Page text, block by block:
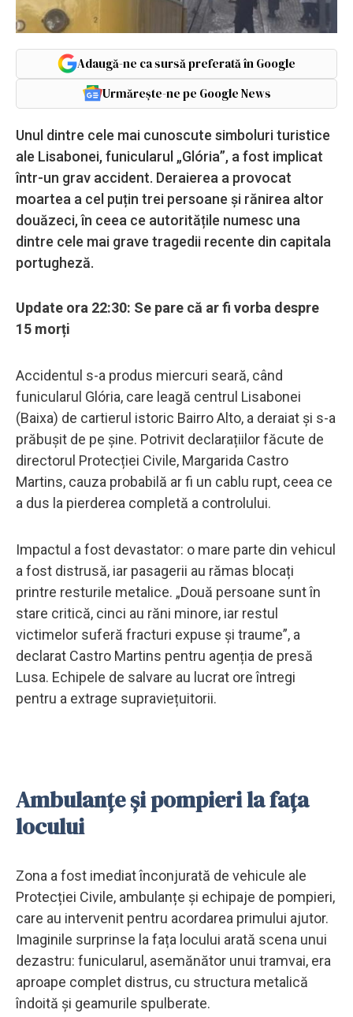
Adaugă-ne ca sursă preferată în Google
Urmărește-ne pe Google News
Unul dintre cele mai cunoscute simboluri turistice
ale Lisabonei, funicularul „Glória”, a fost implicat
într-un grav accident. Deraierea a provocat
moartea a cel puțin trei persoane și rănirea altor
douăzeci, în ceea ce autoritățile numesc una
dintre cele mai grave tragedii recente din capitala
portugheză.
Update ora 22:30: Se pare că ar fi vorba despre
15 morți
Accidentul s-a produs miercuri seară, când
funicularul Glória, care leagă centrul Lisabonei
(Baixa) de cartierul istoric Bairro Alto, a deraiat și s-a
prăbușit de pe șine. Potrivit declarațiilor făcute de
directorul Protecției Civile, Margarida Castro
Martins, cauza probabilă ar fi un cablu rupt, ceea ce
a dus la pierderea completă a controlului.
Impactul a fost devastator: o mare parte din vehicul
a fost distrusă, iar pasagerii au rămas blocați
printre resturile metalice. „Două persoane sunt în
stare critică, cinci au răni minore, iar restul
victimelor suferă fracturi expuse și traume”, a
declarat Castro Martins pentru agenția de presă
Lusa. Echipele de salvare au lucrat ore întregi
pentru a extrage supraviețuitorii.
Ambulanțe și pompieri la fața
locului
Zona a fost imediat înconjurată de vehicule ale
Protecției Civile, ambulanțe și echipaje de pompieri,
care au intervenit pentru acordarea primului ajutor.
Imaginile surprinse la fața locului arată scena unui
dezastru: funicularul, asemănător unui tramvai, era
aproape complet distrus, cu structura metalică
îndoită și geamurile spulberate.